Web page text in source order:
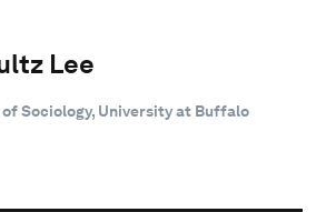
Lee
Sociology, University at Buffalo